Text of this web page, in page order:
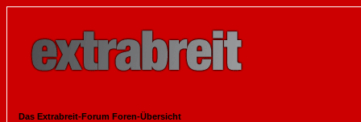
Das Extrabreit-Forum Foren-Übersicht